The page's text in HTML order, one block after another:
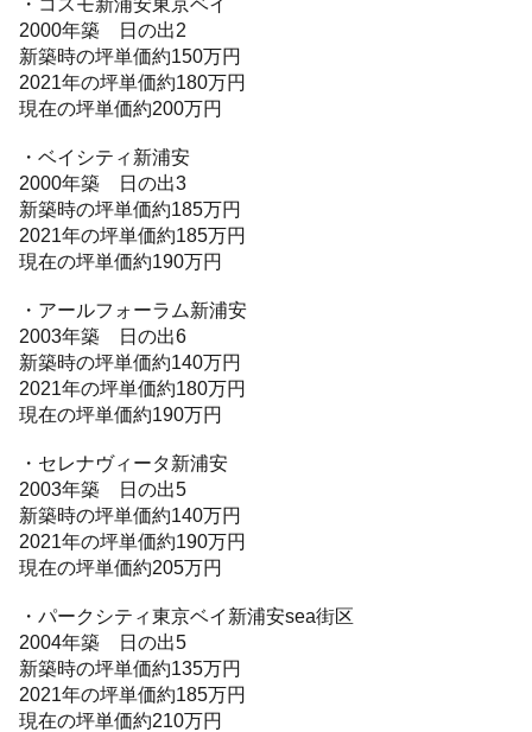
2000年築 日の出2
新築時の坪単価約150万円
2021年の坪単価約180万円
現在の坪単価約200万円
・ベイシティ新浦安
2000年築 日の出3
新築時の坪単価約185万円
2021年の坪単価約185万円
現在の坪単価約190万円
・アールフォーラム新浦安
2003年築 日の出6
新築時の坪単価約140万円
2021年の坪単価約180万円
現在の坪単価約190万円
・セレナヴィータ新浦安
2003年築 日の出5
新築時の坪単価約140万円
2021年の坪単価約190万円
現在の坪単価約205万円
・パークシティ東京ベイ新浦安sea街区
2004年築 日の出5
新築時の坪単価約135万円
2021年の坪単価約185万円
現在の坪単価約210万円